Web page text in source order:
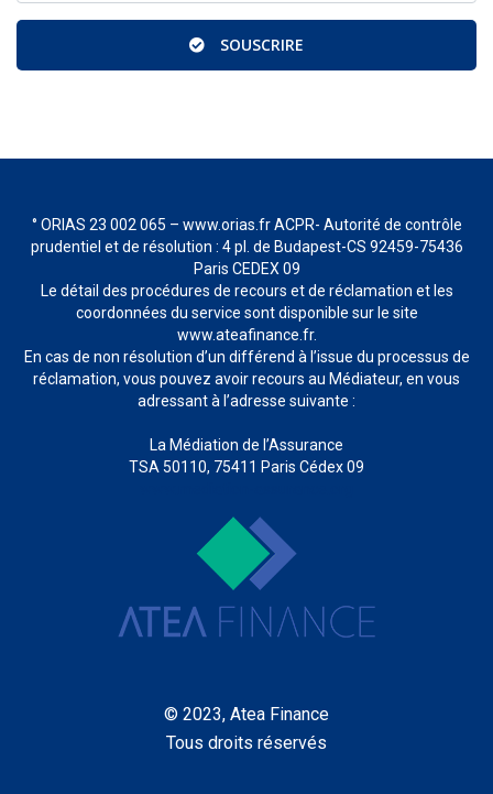
SOUSCRIRE
° ORIAS 23 002 065 – www.orias.fr ACPR- Autorité de contrôle
prudentiel et de résolution : 4 pl. de Budapest-CS 92459-75436
Paris CEDEX 09
Le détail des procédures de recours et de réclamation et les
coordonnées du service sont disponible sur le site
www.ateafinance.fr.
En cas de non résolution d’un différend à l’issue du processus de
réclamation, vous pouvez avoir recours au Médiateur, en vous
adressant à l’adresse suivante :
La Médiation de l’Assurance
TSA 50110, 75411 Paris Cédex 09
© 2023, Atea Finance
Tous droits réservés